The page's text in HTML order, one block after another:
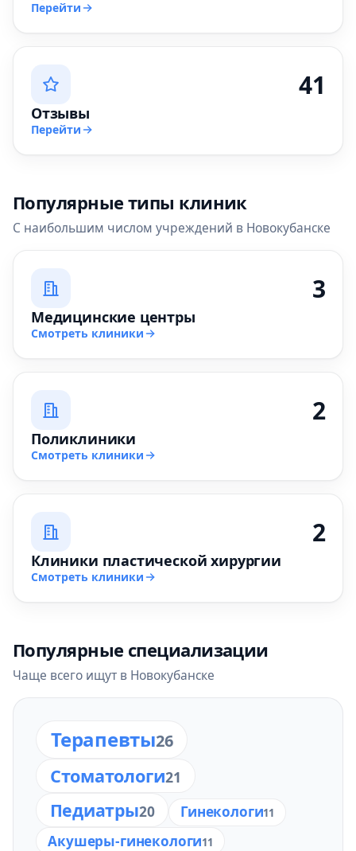
Перейти
41
Отзывы
Перейти
Популярные типы клиник
С наибольшим числом учреждений в Новокубанске
3
Медицинские центры
Смотреть клиники
2
Поликлиники
Смотреть клиники
2
Клиники пластической хирургии
Смотреть клиники
Популярные специализации
Чаще всего ищут в Новокубанске
Терапевты26
Стоматологи21
Педиатры20 Гинекологи11
Акушеры-гинекологи11